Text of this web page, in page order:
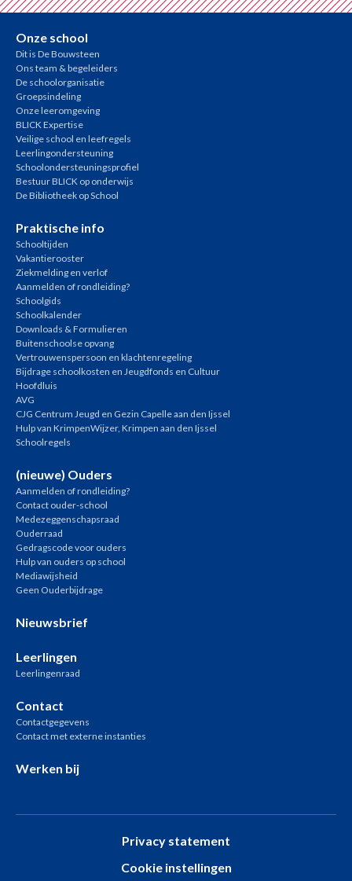
Onze school
Dit is De Bouwsteen
Ons team & begeleiders
De schoolorganisatie
Groepsindeling
Onze leeromgeving
BLICK Expertise
Veilige school en leefregels
Leerlingondersteuning
Schoolondersteuningsprofiel
Bestuur BLICK op onderwijs
De Bibliotheek op School
Praktische info
Schooltijden
Vakantierooster
Ziekmelding en verlof
Aanmelden of rondleiding?
Schoolgids
Schoolkalender
Downloads & Formulieren
Buitenschoolse opvang
Vertrouwenspersoon en klachtenregeling
Bijdrage schoolkosten en Jeugdfonds en Cultuur
Hoofdluis
AVG
CJG Centrum Jeugd en Gezin Capelle aan den Ijssel
Hulp van KrimpenWijzer, Krimpen aan den Ijssel
Schoolregels
(nieuwe) Ouders
Aanmelden of rondleiding?
Contact ouder-school
Medezeggenschapsraad
Ouderraad
Gedragscode voor ouders
Hulp van ouders op school
Mediawijsheid
Geen Ouderbijdrage
Nieuwsbrief
Leerlingen
Leerlingenraad
Contact
Contactgegevens
Contact met externe instanties
Werken bij
Privacy statement
Cookie instellingen